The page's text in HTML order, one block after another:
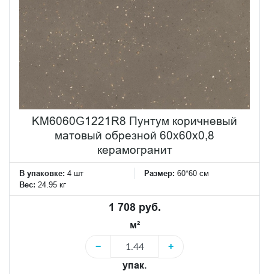
KM6060G1221R8 Пунтум коричневый
матовый обрезной 60x60x0,8
керамогранит
В упаковке: 4 шт Размер: 60*60 см
Вес: 24.95 кг
1 708 руб.
м²
−
+
упак.